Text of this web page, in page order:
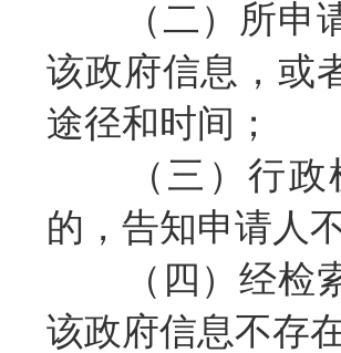
（二）所申请
该政府信息，或
途径和时间；
（三）行政机
的，告知申请人
（四）经检索
该政府信息不存